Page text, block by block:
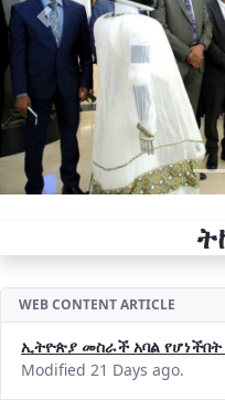
Previous
WEB CONTENT ARTICLE
ኢትዮጵያ መስራች አባል የሆነችበት
Modified 21 Days ago.